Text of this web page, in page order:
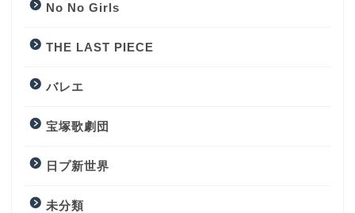
No No Girls
THE LAST PIECE
バレエ
宝塚歌劇団
日プ新世界
未分類